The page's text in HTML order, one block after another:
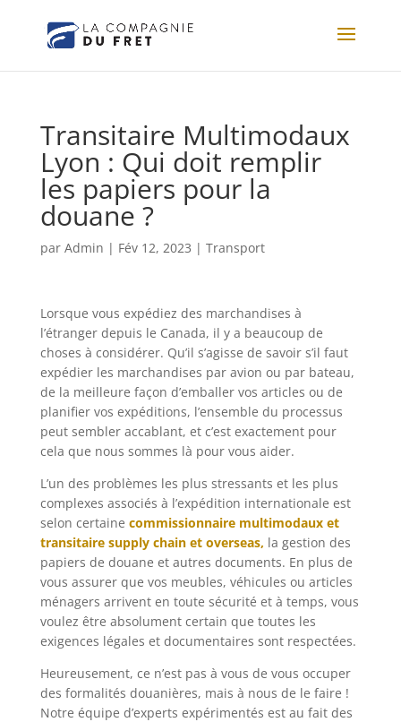
Transitaire Multimodaux
Lyon : Qui doit remplir
les papiers pour la
douane ?
par Admin | Fév 12, 2023 | Transport
Lorsque vous expédiez des marchandises à
l’étranger depuis le Canada, il y a beaucoup de
choses à considérer. Qu’il s’agisse de savoir s’il faut
expédier les marchandises par avion ou par bateau,
de la meilleure façon d’emballer vos articles ou de
planifier vos expéditions, l’ensemble du processus
peut sembler accablant, et c’est exactement pour
cela que nous sommes là pour vous aider.
L’un des problèmes les plus stressants et les plus
complexes associés à l’expédition internationale est
selon certaine commissionnaire multimodaux et
transitaire supply chain et overseas, la gestion des
papiers de douane et autres documents. En plus de
vous assurer que vos meubles, véhicules ou articles
ménagers arrivent en toute sécurité et à temps, vous
voulez être absolument certain que toutes les
exigences légales et documentaires sont respectées.
Heureusement, ce n’est pas à vous de vous occuper
des formalités douanières, mais à nous de le faire !
Notre équipe d’experts expérimentés est au fait des